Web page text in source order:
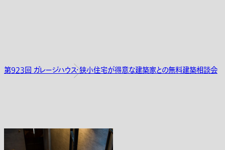
第923回 ガレージハウス・狭小住宅が得意な建築家との無料建築相談会